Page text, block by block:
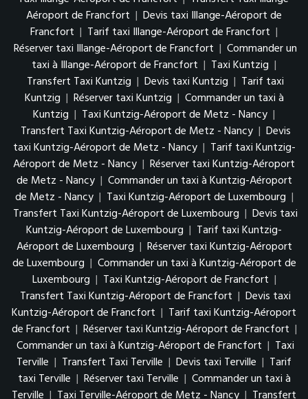
Aéroport de Francfort | Devis taxi Illange-Aéroport de
Francfort | Tarif taxi Illange-Aéroport de Francfort |
Réserver taxi Illange-Aéroport de Francfort | Commander un
taxi à Illange-Aéroport de Francfort | Taxi Kuntzig |
Transfert Taxi Kuntzig | Devis taxi Kuntzig | Tarif taxi
Kuntzig | Réserver taxi Kuntzig | Commander un taxi à
Kuntzig | Taxi Kuntzig-Aéroport de Metz - Nancy |
Transfert Taxi Kuntzig-Aéroport de Metz - Nancy | Devis
taxi Kuntzig-Aéroport de Metz - Nancy | Tarif taxi Kuntzig-
Aéroport de Metz - Nancy | Réserver taxi Kuntzig-Aéroport
de Metz - Nancy | Commander un taxi à Kuntzig-Aéroport
de Metz - Nancy | Taxi Kuntzig-Aéroport de Luxembourg |
Transfert Taxi Kuntzig-Aéroport de Luxembourg | Devis taxi
Kuntzig-Aéroport de Luxembourg | Tarif taxi Kuntzig-
Aéroport de Luxembourg | Réserver taxi Kuntzig-Aéroport
de Luxembourg | Commander un taxi à Kuntzig-Aéroport de
Luxembourg | Taxi Kuntzig-Aéroport de Francfort |
Transfert Taxi Kuntzig-Aéroport de Francfort | Devis taxi
Kuntzig-Aéroport de Francfort | Tarif taxi Kuntzig-Aéroport
de Francfort | Réserver taxi Kuntzig-Aéroport de Francfort |
Commander un taxi à Kuntzig-Aéroport de Francfort | Taxi
Terville | Transfert Taxi Terville | Devis taxi Terville | Tarif
taxi Terville | Réserver taxi Terville | Commander un taxi à